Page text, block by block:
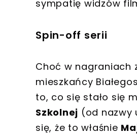
sympatię widzów
Spin-off serii
Choć w nagraniach
mieszkańcy
to, co się stało się
Szkolnej (od nazwy
się, że to właśnie